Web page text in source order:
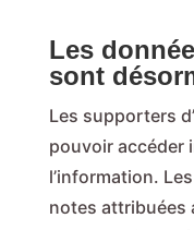
Les
sont
Les supporters
pouvoir accéder
l’information.
notes attribuées